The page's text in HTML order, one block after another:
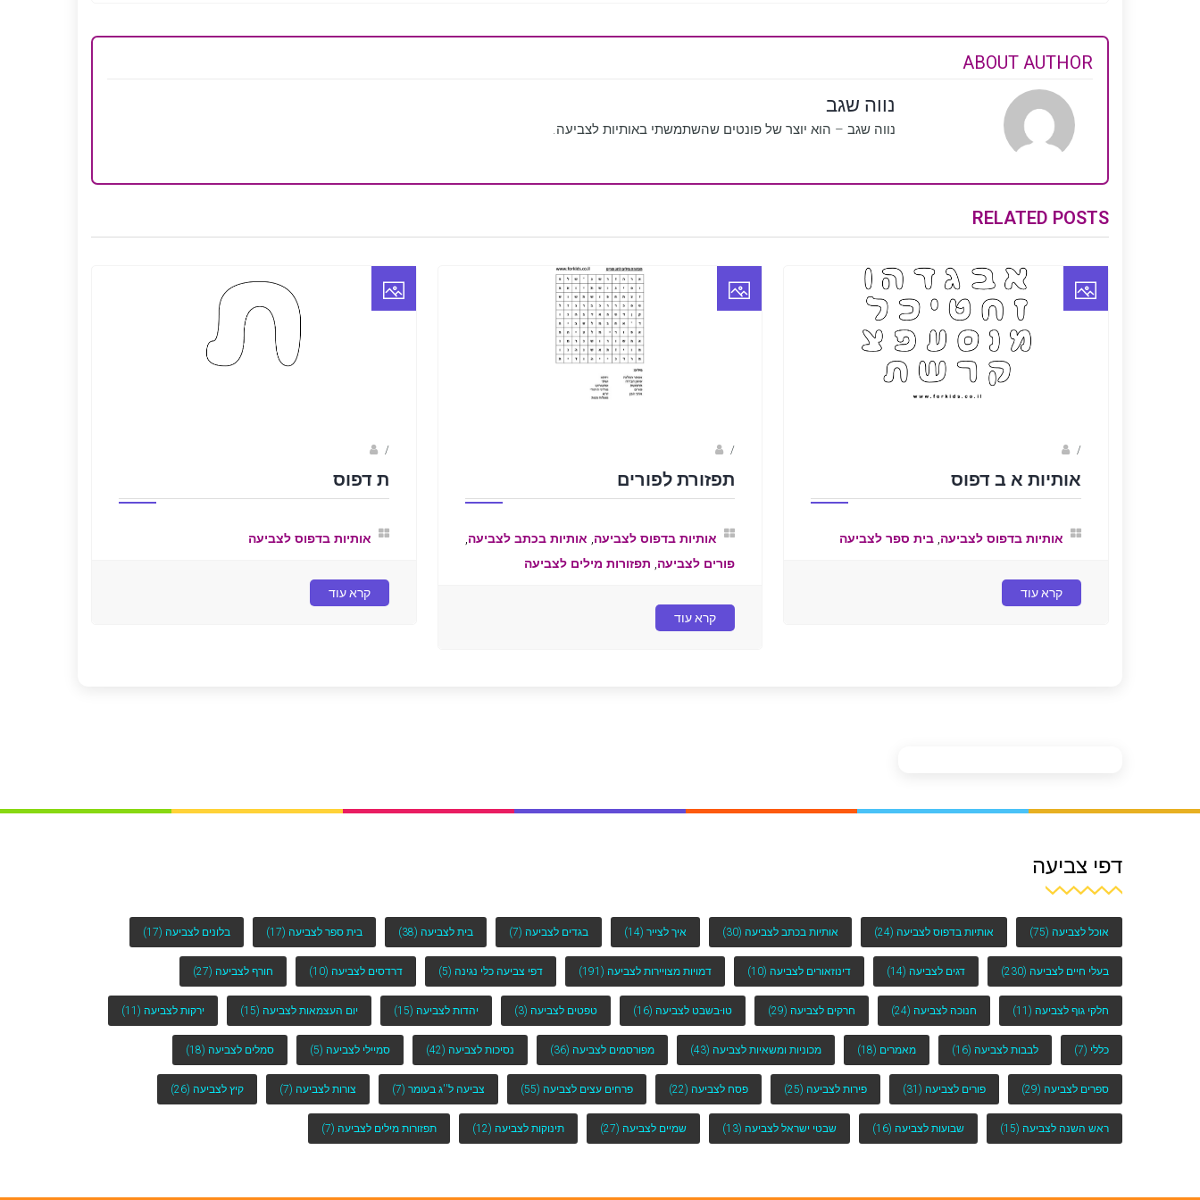
ABOUT AUTHOR
נווה שגב
נווה שגב – הוא יוצר של פונטים שהשתמשתי באותיות לצביעה.
RELATED POSTS
/
אותיות א ב דפוס
אותיות בדפוס לצביעה, בית ספר לצביעה
קרא עוד
/
תפזורת לפורים
אותיות בדפוס לצביעה, אותיות בכתב לצביעה,
פורים לצביעה, תפזורות מילים לצביעה
קרא עוד
/
ת דפוס
אותיות בדפוס לצביעה
קרא עוד
דפי צביעה
אוכל לצביעה (75) אותיות בדפוס לצביעה (24) אותיות בכתב לצביעה (30) איך לצייר (14) בגדים לצביעה (7) בית לצביעה (38) בית ספר לצביעה (17) בלונים לצביעה (17)
בעלי חיים לצביעה (230) דגים לצביעה (14) דינוזאורים לצביעה (10) דמויות מצויירות לצביעה (191) דפי צביעה כלי נגינה (5) דרדסים לצביעה (10) חורף לצביעה (27)
חלקי גוף לצביעה (11) חנוכה לצביעה (24) חרקים לצביעה (29) טו-בשבט לצביעה (16) טפטים לצביעה (3) יהדות לצביעה (15) יום העצמאות לצביעה (15) ירקות לצביעה (11)
כללי (7) לבבות לצביעה (16) מאמרים (18) מכוניות ומשאיות לצביעה (43) מפורסמים לצביעה (36) נסיכות לצביעה (42) סמיילי לצביעה (5) סמלים לצביעה (18)
ספרים לצביעה (29) פורים לצביעה (31) פירות לצביעה (25) פסח לצביעה (22) פרחים עצים לצביעה (55) צביעה ל''ג בעומר (7) צורות לצביעה (7) קיץ לצביעה (26)
ראש השנה לצביעה (15) שבועות לצביעה (16) שבטי ישראל לצביעה (13) שמיים לצביעה (27) תינוקות לצביעה (12) תפזורות מילים לצביעה (7)